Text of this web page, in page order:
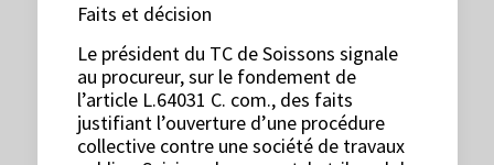
Faits et décision
Le président du TC de Soissons signale
au procureur, sur le fondement de
l’article L.64031 C. com., des faits
justifiant l’ouverture d’une procédure
collective contre une société de travaux